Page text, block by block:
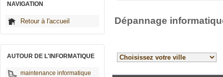
NAVIGATION
Retour à l'accueil
AUTOUR DE L'INFORMATIQUE
maintenance informatique
Dépannage